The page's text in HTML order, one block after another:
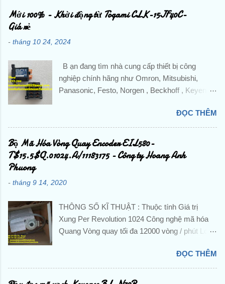
Mới 100% - Khởi động từ Togami CLK-15JF40C-
Giá rẻ
- tháng 10 24, 2024
B ạn đang tìm nhà cung cấp thiết bị công
nghiệp chính hãng như Omron, Mitsubishi,
Panasonic, Festo, Norgen , Beckhoff , Keyence
máy? Liên hệ trực tiếp với Công ty TNHH
Hoàng Anh Phương để được hỗ trợ và báo giá
chi tiết . ☘️ Ms. Nguyễn Thuý ☘️ : Điện thoại :
0888.297.586 Hotline: 0906.367.585 Email 1 :
hoanganhphuong008@gmail.com Email 2:
hoanganhphuong.com CÔNG TY TNHH
Khu đô thị TTHC TP Dĩ An, KP. Nhị Đồng 2, P.
Dĩ An, TP. Dĩ An, Tỉnh Bình Dương, Việt Nam
Tu Dong Hoa, DienTu, Thiet Bi Dien, Gia Re,
Chinh Hang, Nhap Khau, Gia Tot, PLC, BienTan,
Cam Bien, Sensor, Bo Dieu Khien, Dong Co,
Servo, Bo Giam Toc, Dau Do, Khoi Mo Rong,
ĐỌC THÊM
Bộ Mã Hóa Vòng Quay Encoder EIL580-
T$15.5$Q.01024.A/11183175 - Công ty Hoang Anh
Phuong
- tháng 9 14, 2020
THÔNG SỐ KĨ THUẬT : Thuộc tính Giá trị
Xung Per Revolution 1024 Công nghệ mã hóa
Quang Vòng quay tối đa 12000 vòng / phút Loại
Cung cấp hiệu điện thế 8 → 30 V dc Đường
kính trục 10 mm Đánh giá IP IP65 Chiều rộng
tổng thể 58 Dia.mm Nhiệt độ hoạt động tối thiểu
ĐỌC THÊM